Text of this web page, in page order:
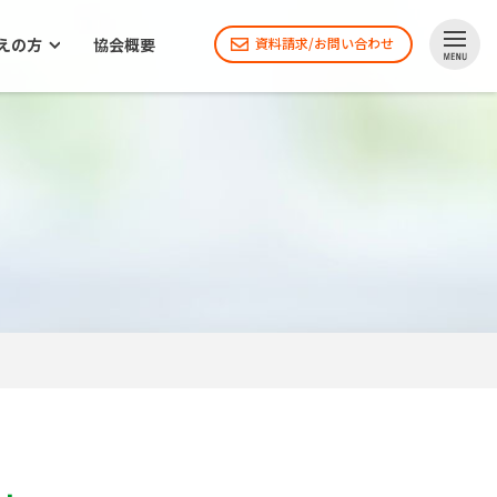
の方 協会概要 資料請求/お問い合わせ